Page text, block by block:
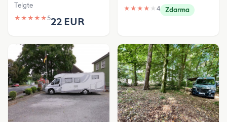
Telgte
★ ★ ★ ★ ★522 EUR
★ ★ ★ ★ ★ 4 Zdarma